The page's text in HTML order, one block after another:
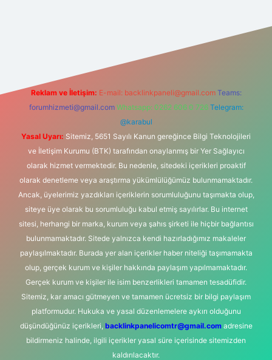
Reklam ve İletişim: E-mail: backlinkpaneli@gmail.com Teams:
forumhizmeti@gmail.com Whatsapp: 0262 606 0 726 Telegram:
@karabul
Yasal Uyarı: Sitemiz, 5651 Sayılı Kanun gereğince Bilgi Teknolojileri
ve İletişim Kurumu (BTK) tarafından onaylanmış bir Yer Sağlayıcı
olarak hizmet vermektedir. Bu nedenle, sitedeki içerikleri proaktif
olarak denetleme veya araştırma yükümlülüğümüz bulunmamaktadır.
Ancak, üyelerimiz yazdıkları içeriklerin sorumluluğunu taşımakta olup,
siteye üye olarak bu sorumluluğu kabul etmiş sayılırlar. Bu internet
sitesi, herhangi bir marka, kurum veya şahıs şirketi ile hiçbir bağlantısı
bulunmamaktadır. Sitede yalnızca kendi hazırladığımız makaleler
paylaşılmaktadır. Burada yer alan içerikler haber niteliği taşımamakta
olup, gerçek kurum ve kişiler hakkında paylaşım yapılmamaktadır.
Gerçek kurum ve kişiler ile isim benzerlikleri tamamen tesadüfidir.
Sitemiz, kar amacı gütmeyen ve tamamen ücretsiz bir bilgi paylaşım
platformudur. Hukuka ve yasal düzenlemelere aykırı olduğunu
düşündüğünüz içerikleri, backlinkpanelicomtr@gmail.comadresine
bildirmeniz halinde, ilgili içerikler yasal süre içerisinde sitemizden
kaldırılacaktır.